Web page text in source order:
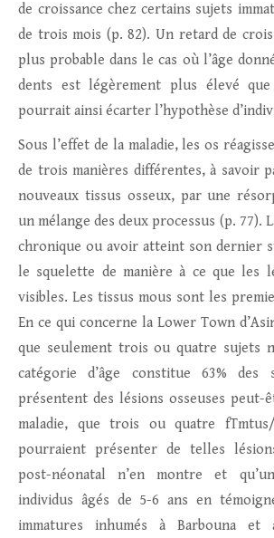
de croissance chez certains sujets
de trois mois (p. 82). Un retard de
plus probable dans le cas où l’âge
dents est légèrement plus élevé
pourrait ainsi écarter l’hypothèse
Sous l’effet de la maladie, les os
de trois manières différentes, à savoir
nouveaux tissus osseux, par une
un mélange des deux processus (p. 77).
chronique ou avoir atteint son dernier
le squelette de manière à ce que les
visibles. Les tissus mous sont les
En ce qui concerne la Lower Town
que seulement trois ou quatre sujets
catégorie d’âge constitue 63% des
présentent des lésions osseuses peut-
maladie, que trois ou quatre
pourraient présenter de telles
post-néonatal n’en montre et
individus âgés de 5-6 ans en
immatures inhumés à Barbouna et